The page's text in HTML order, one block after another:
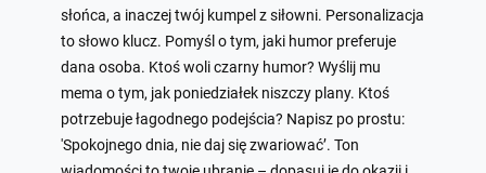
słońca, a inaczej twój kumpel z siłowni. Personalizacja
to słowo klucz. Pomyśl o tym, jaki humor preferuje
dana osoba. Ktoś woli czarny humor? Wyślij mu
mema o tym, jak poniedziałek niszczy plany. Ktoś
potrzebuje łagodnego podejścia? Napisz po prostu:
'Spokojnego dnia, nie daj się zwariować’. Ton